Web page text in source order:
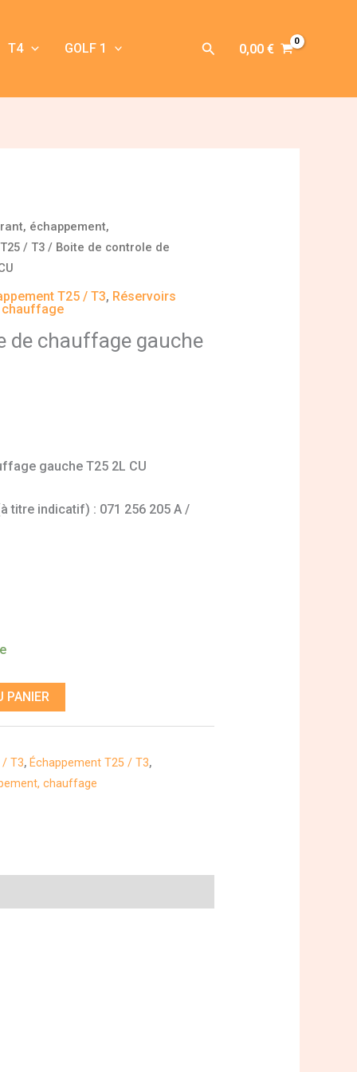
T4 GOLF 1 Rechercher
0,00 €
échappement,
/ T3 / Boite de controle de
T25 / T3, Réservoirs
chauffage
de chauffage gauche
gauche T25 2L CU
titre indicatif) : 071 256 205 A /
PANIER
/ T3, Échappement T25 / T3,
chauffage